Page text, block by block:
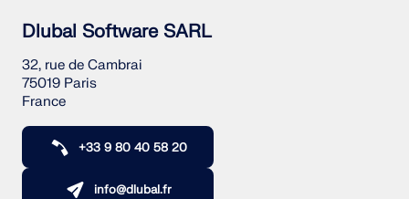
Dlubal Software SARL
32, rue de Cambrai
75019 Paris
France
+33 9 80 40 58 20
info@dlubal.fr